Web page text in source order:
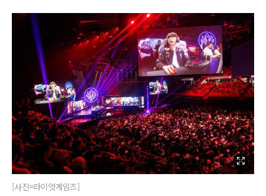
[사진=라이엇게임즈]